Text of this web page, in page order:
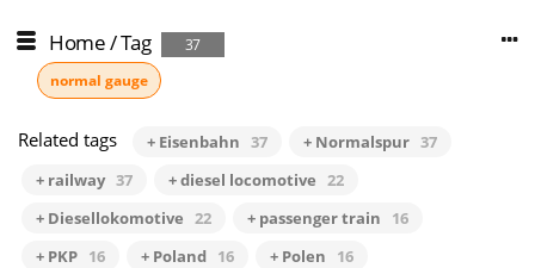
Home/Tag
37
normal gauge
Related tags + Eisenbahn 37 + Normalspur 37
+ railway 37 + diesel locomotive 22
+ Diesellokomotive 22 + passenger train
16
+ PKP 16 + Poland 16 + Polen
16